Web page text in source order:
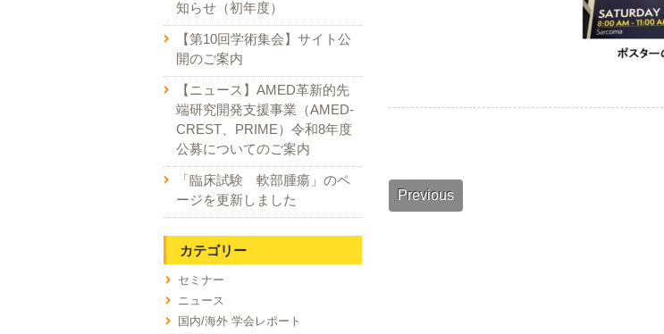
Previous
知らせ（初年度）
【第10回学術集会】サイト公
開のご案内
【ニュース】AMED革新的先
端研究開発支援事業（AMED-
CREST、PRIME）令和8年度
公募についてのご案内
「臨床試験 軟部腫瘍」のペ
ージを更新しました
カテゴリー
セミナー
ニュース
国内/海外 学会レポート